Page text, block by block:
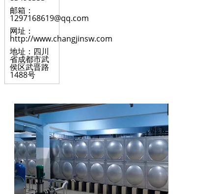
邮箱：
1297168619@qq.com
网址：
http://www.changjinsw.com
地址：四川
省成都市武
侯区武晋路
1488号